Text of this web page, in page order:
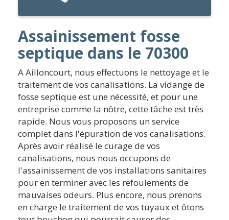
Assainissement fosse
septique dans le 70300
A Ailloncourt, nous effectuons le nettoyage et le
traitement de vos canalisations. La vidange de
fosse septique est une nécessité, et pour une
entreprise comme la nôtre, cette tâche est très
rapide. Nous vous proposons un service
complet dans l'épuration de vos canalisations.
Après avoir réalisé le curage de vos
canalisations, nous nous occupons de
l'assainissement de vos installations sanitaires
pour en terminer avec les refoulements de
mauvaises odeurs. Plus encore, nous prenons
en charge le traitement de vos tuyaux et ôtons